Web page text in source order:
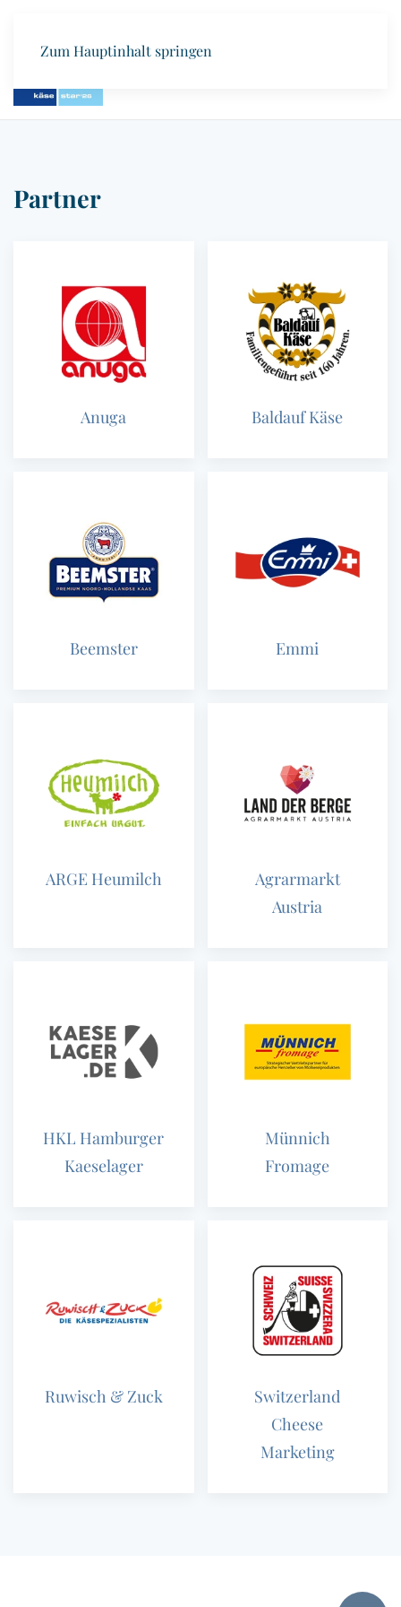
Zum Hauptinhalt springen
Partner
Anuga Baldauf Käse
Beemster Emmi
ARGE Heumilch
Agrarmarkt
Austria
HKL Hamburger
Kaeselager
Münnich
Fromage
Ruwisch & Zuck
Switzerland
Cheese
Marketing